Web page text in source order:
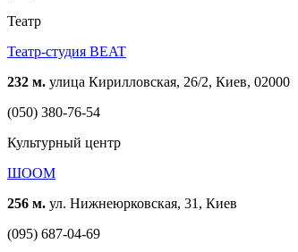
Театр
Театр-студия BEAT
232 м. улица Кирилловская, 26/2, Киев, 02000
(050) 380-76-54
Культурный центр
ШООМ
256 м. ул. Нижнеюрковская, 31, Киев
(095) 687-04-69